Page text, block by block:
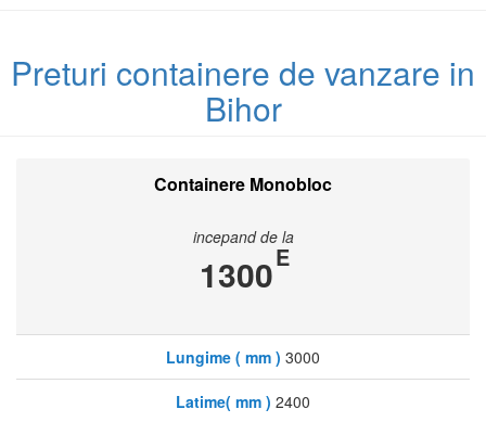
Preturi containere de vanzare in
Bihor
Containere Monobloc
incepand de la
1300E
Lungime ( mm ) 3000
Latime( mm ) 2400